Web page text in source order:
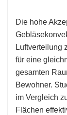
Die hohe
Luftverteilung
für eine
gesamten
Bewohner.
im Vergleich
Flächen